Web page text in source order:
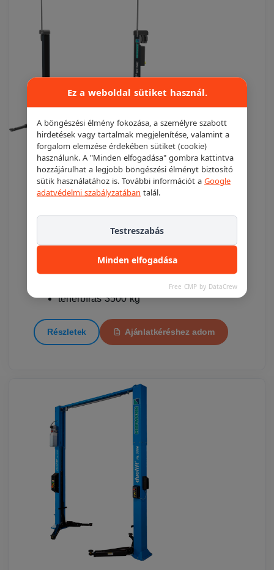
HOFMANN MTF 3500 C
elektromechanikus / csavarorsós emelő
Hofmann
két oszlopos emelő, alváz nélkül, felső
átkötéssel
elektromechanikus működés
teherbírás 3500 kg
Részletek Ajánlatkéréshez adom
Ez a weboldal sütiket használ.
A böngészési élmény fokozása, a személyre szabott
hirdetések vagy tartalmak megjelenítése, valamint a
forgalom elemzése érdekében sütiket (cookie)
használunk. A "Minden elfogadása" gombra kattintva
hozzájárulhat a legjobb böngészési élményt biztosító
sütik használatához is. További információt a Google
adatvédelmi szabályzatában talál.
Minden elfogadása
Testreszabás
Free CMP by DataCrew